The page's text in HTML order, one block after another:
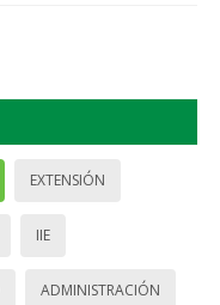
EXTENSIÓN
IIE
ADMINISTRACIÓN